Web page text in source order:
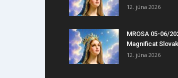
12. júna 2026
MROSA 05-06/
Magnificat
12. júna 2026